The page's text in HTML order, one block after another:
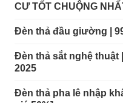
CƯ TỐT CHUỘNG
Đèn thả đầu giường |
Đèn thả sắt nghệ thuật
2025
Đèn thả pha lê nhập